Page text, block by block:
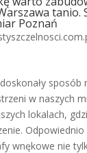
tanio.
Poznań
sposób
w naszych
lokalach,
Odpowiednio
wnękowe nie